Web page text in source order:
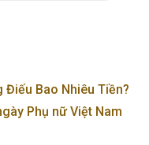
Điếu Bao Nhiêu Tiền?
Phụ nữ Việt Nam